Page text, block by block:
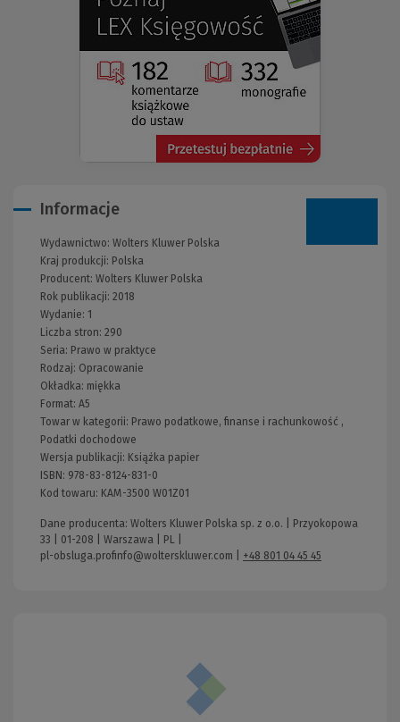
Informacje
Wydawnictwo: Wolters Kluwer Polska
Kraj produkcji: Polska
Producent: Wolters Kluwer Polska
Rok publikacji: 2018
Wydanie: 1
Liczba stron: 290
Seria: Prawo w praktyce
Rodzaj: Opracowanie
Okładka: miękka
Format: A5
Towar w kategorii: Prawo podatkowe, finanse i rachunkowość ,
Podatki dochodowe
Wersja publikacji: Książka papier
ISBN: 978-83-8124-831-0
Kod towaru: KAM-3500 W01Z01
Dane producenta: Wolters Kluwer Polska sp. z o.o. | Przyokopowa
33 | 01-208 | Warszawa | PL |
pl-obsluga.profinfo@wolterskluwer.com
+48 801 04 45 45